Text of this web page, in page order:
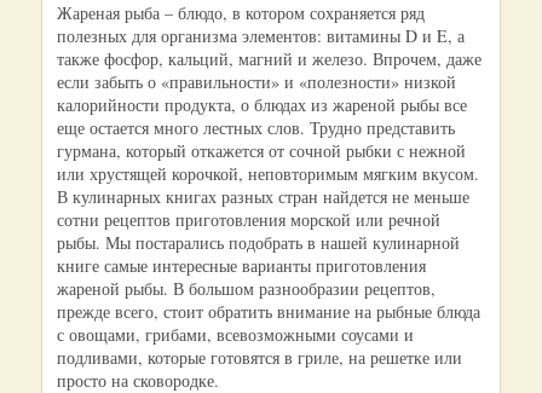
Жареная рыба – блюдо, в котором сохраняется ряд
полезных для организма элементов: витамины D и E, а
также фосфор, кальций, магний и железо. Впрочем, даже
если забыть о «правильности» и «полезности» низкой
калорийности продукта, о блюдах из жареной рыбы все
еще остается много лестных слов. Трудно представить
гурмана, который откажется от сочной рыбки с нежной
или хрустящей корочкой, неповторимым мягким вкусом.
В кулинарных книгах разных стран найдется не меньше
сотни рецептов приготовления морской или речной
рыбы. Мы постарались подобрать в нашей кулинарной
книге самые интересные варианты приготовления
жареной рыбы. В большом разнообразии рецептов,
прежде всего, стоит обратить внимание на рыбные блюда
с овощами, грибами, всевозможными соусами и
подливами, которые готовятся в гриле, на решетке или
просто на сковородке.